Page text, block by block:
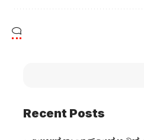
Recent Posts